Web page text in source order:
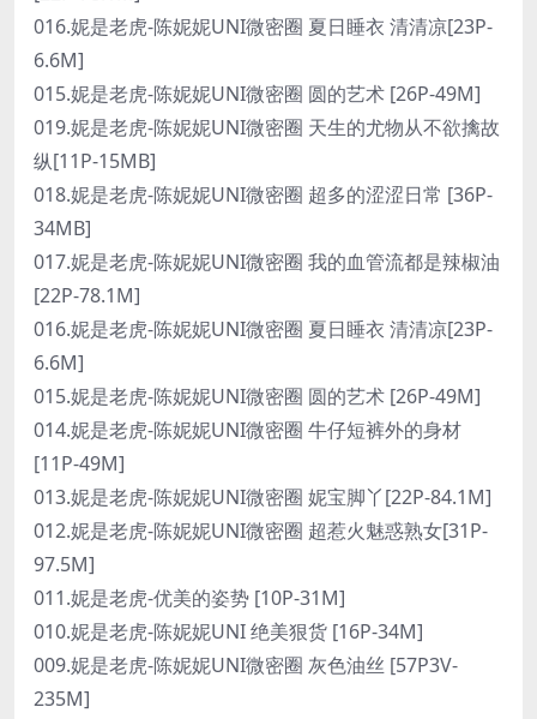
016.妮是老虎-陈妮妮UNI微密圈 夏日睡衣 清清凉[23P-
6.6M]
015.妮是老虎-陈妮妮UNI微密圈 圆的艺术 [26P-49M]
019.妮是老虎-陈妮妮UNI微密圈 天生的尤物从不欲擒故
纵[11P-15MB]
018.妮是老虎-陈妮妮UNI微密圈 超多的涩涩日常 [36P-
34MB]
017.妮是老虎-陈妮妮UNI微密圈 我的血管流都是辣椒油
[22P-78.1M]
016.妮是老虎-陈妮妮UNI微密圈 夏日睡衣 清清凉[23P-
6.6M]
015.妮是老虎-陈妮妮UNI微密圈 圆的艺术 [26P-49M]
014.妮是老虎-陈妮妮UNI微密圈 牛仔短裤外的身材
[11P-49M]
013.妮是老虎-陈妮妮UNI微密圈 妮宝脚丫[22P-84.1M]
012.妮是老虎-陈妮妮UNI微密圈 超惹火魅惑熟女[31P-
97.5M]
011.妮是老虎-优美的姿势 [10P-31M]
010.妮是老虎-陈妮妮UNI 绝美狠货 [16P-34M]
009.妮是老虎-陈妮妮UNI微密圈 灰色油丝 [57P3V-
235M]